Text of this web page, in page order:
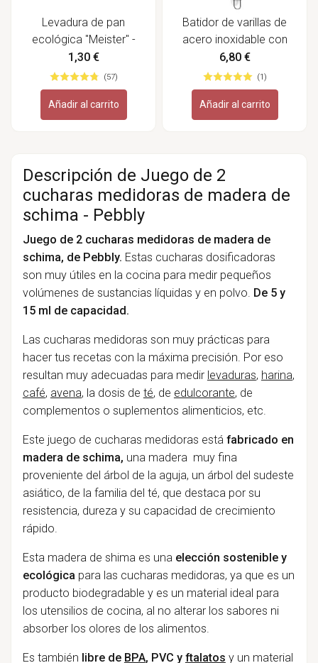
Levadura de pan
ecológica "Meister" -
Biovegan
1,30 €
(57)
Añadir al carrito
Batidor de varillas de
acero inoxidable con
espátula - Lacor
6,80 €
(1)
Añadir al carrito
Descripción de Juego de 2
cucharas medidoras de madera de
schima - Pebbly
Juego de 2 cucharas medidoras de madera de
schima, de Pebbly. Estas cucharas dosificadoras
son muy útiles en la cocina para medir pequeños
volúmenes de sustancias líquidas y en polvo. De 5 y
15 ml de capacidad.
Las cucharas medidoras son muy prácticas para
hacer tus recetas con la máxima precisión. Por eso
resultan muy adecuadas para medir levaduras, harina,
café, avena, la dosis de té, de edulcorante, de
complementos o suplementos alimenticios, etc.
Este juego de cucharas medidoras está fabricado en
madera de schima, una madera muy fina
proveniente del árbol de la aguja, un árbol del sudeste
asiático, de la familia del té, que destaca por su
resistencia, dureza y su capacidad de crecimiento
rápido.
Esta madera de shima es unaelección sostenible y
ecológica para las cucharas medidoras, ya que es un
producto biodegradable y es un material ideal para
los utensilios de cocina, al no alterar los sabores ni
absorber los olores de los alimentos.
Es también libre de BPA, PVC y ftalatos y un material